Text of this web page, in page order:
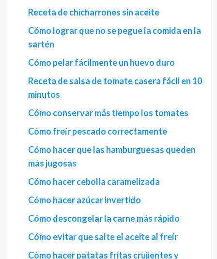
Receta de chicharrones sin aceite
Cómo lograr que no se pegue la comida en la
sartén
Cómo pelar fácilmente un huevo duro
Receta de salsa de tomate casera fácil en 10
minutos
Cómo conservar más tiempo los tomates
Cómo freír pescado correctamente
Cómo hacer que las hamburguesas queden
más jugosas
Cómo hacer cebolla caramelizada
Cómo hacer azúcar invertido
Cómo descongelar la carne más rápido
Cómo evitar que salte el aceite al freír
Cómo hacer patatas fritas crujientes y